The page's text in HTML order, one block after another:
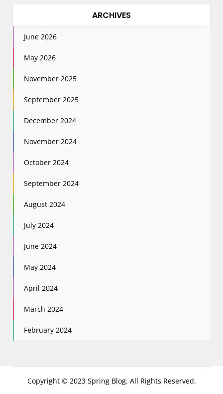
ARCHIVES
June 2026
May 2026
November 2025
September 2025
December 2024
November 2024
October 2024
September 2024
August 2024
July 2024
June 2024
May 2024
April 2024
March 2024
February 2024
Copyright © 2023 Spring Blog. All Rights Reserved.